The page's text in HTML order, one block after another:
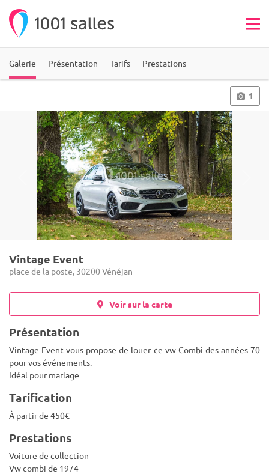
Galerie Présentation Tarifs Prestations
1
Vintage Event
place de la poste, 30200 Vénéjan
Voir sur la carte
Présentation
Vintage Event vous propose de louer ce vw Combi des années 70
pour vos événements.
Idéal pour mariage
Tarification
À partir de 450€
Prestations
Voiture de collection
Vw combi de 1974